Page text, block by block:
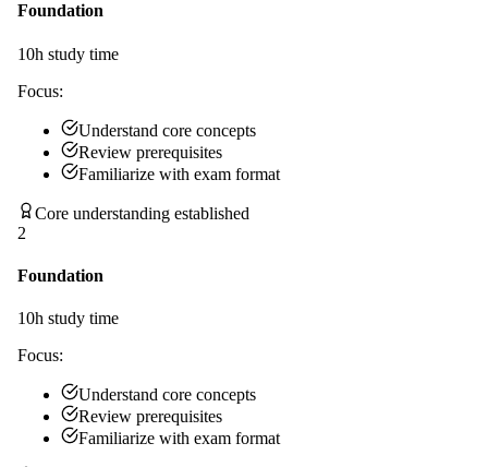
Foundation
10h study time
Focus:
Understand core concepts
Review prerequisites
Familiarize with exam format
Core understanding established
2
Foundation
10h study time
Focus:
Understand core concepts
Review prerequisites
Familiarize with exam format